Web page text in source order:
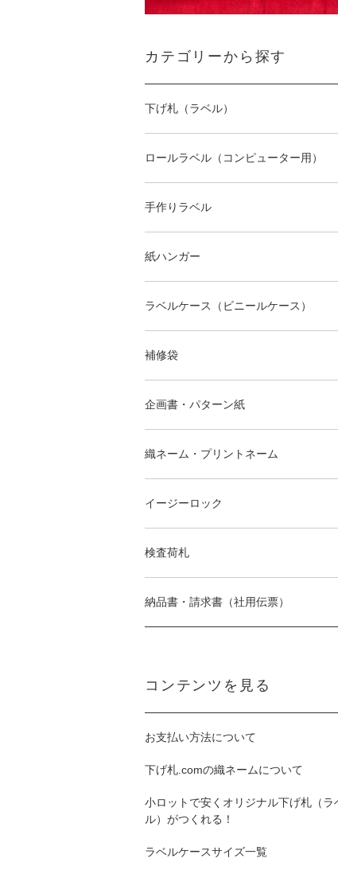
カテゴリーから探す
下げ札（ラベル）
ロールラベル（コンピューター用）
手作りラベル
紙ハンガー
ラベルケース（ビニールケース）
補修袋
企画書・パターン紙
織ネーム・プリントネーム
イージーロック
検査荷札
納品書・請求書（社用伝票）
コンテンツを見る
お支払い方法について
下げ札.comの織ネームについて
小ロットで安くオリジナル下げ札（ラ
ル）がつくれる！
ラベルケースサイズ一覧